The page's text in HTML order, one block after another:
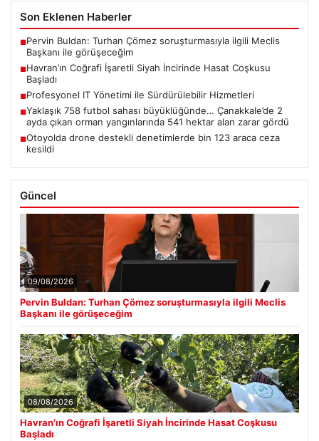
Son Eklenen Haberler
■Pervin Buldan: Turhan Çömez soruşturmasıyla ilgili Meclis
Başkanı ile görüşeceğim
■Havran’ın Coğrafi İşaretli Siyah İncirinde Hasat Coşkusu
Başladı
■Profesyonel IT Yönetimi ile Sürdürülebilir Hizmetleri
■Yaklaşık 758 futbol sahası büyüklüğünde… Çanakkale’de 2
ayda çıkan orman yangınlarında 541 hektar alan zarar gördü
■Otoyolda drone destekli denetimlerde bin 123 araca ceza
kesildi
Güncel
09/08/2026
Pervin Buldan: Turhan Çömez soruşturmasıyla ilgili Meclis
Başkanı ile görüşeceğim
08/08/2026
Havran’ın Coğrafi İşaretli Siyah İncirinde Hasat Coşkusu
Başladı